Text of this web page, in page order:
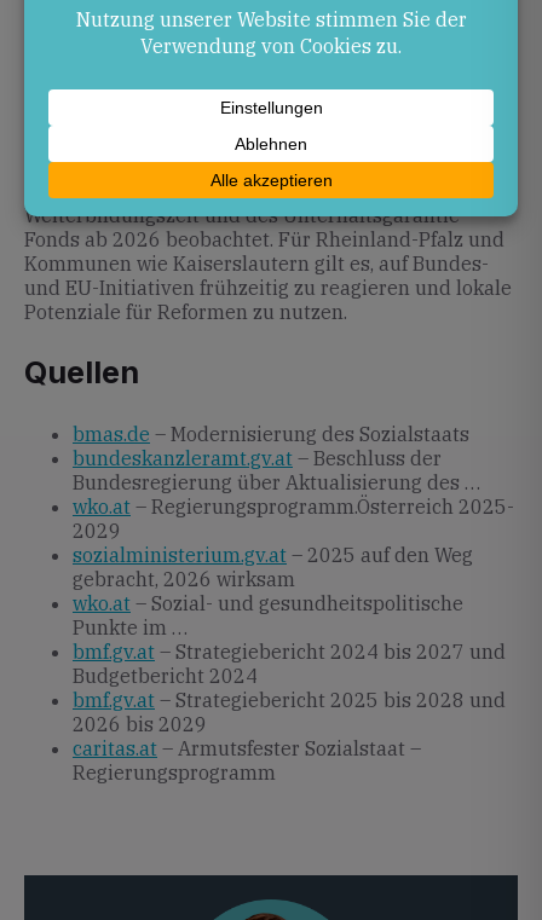
Ausblick
Die Kommission in Deutschland legt ihre
Empfehlungen bis Ende 2025 vor – der weitere
Gesetzgebungsprozess bleibt abzuwarten. In
Österreich wird die Umsetzung der ARP-
Aktualisierung sowie die Einführung der
Weiterbildungszeit und des Unterhaltsgarantie-
Fonds ab 2026 beobachtet. Für Rheinland-Pfalz und
Kommunen wie Kaiserslautern gilt es, auf Bundes-
und EU-Initiativen frühzeitig zu reagieren und lokale
Potenziale für Reformen zu nutzen.
Quellen
bmas.de – Modernisierung des Sozialstaats
bundeskanzleramt.gv.at – Beschluss der
Bundesregierung über Aktualisierung des …
wko.at – Regierungsprogramm.Österreich 2025-
2029
sozialministerium.gv.at – 2025 auf den Weg
gebracht, 2026 wirksam
wko.at – Sozial- und gesundheitspolitische
Punkte im …
bmf.gv.at – Strategiebericht 2024 bis 2027 und
Budgetbericht 2024
bmf.gv.at – Strategiebericht 2025 bis 2028 und
2026 bis 2029
caritas.at – Armutsfester Sozialstaat –
Regierungsprogramm